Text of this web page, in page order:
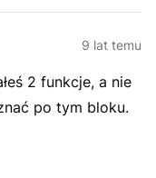
9 lat temu
2 funkcje, a nie
po tym bloku.